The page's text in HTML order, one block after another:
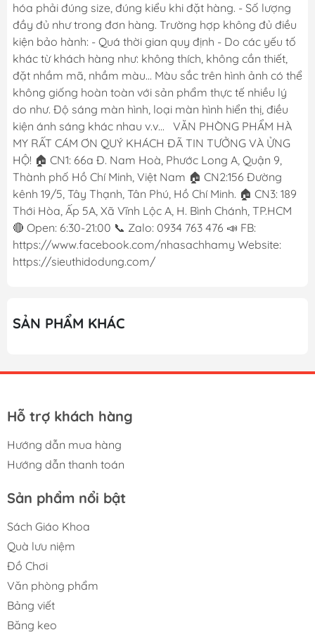
hóa phải đúng size, đúng kiểu khi đặt hàng. - Số lượng
đầy đủ như trong đơn hàng. Trường hợp không đủ điều
kiện bảo hành: - Quá thời gian quy định - Do các yếu tố
khác từ khách hàng như: không thích, không cần thiết,
đặt nhầm mã, nhầm màu... Màu sắc trên hình ảnh có thể
không giống hoàn toàn với sản phẩm thực tế nhiều lý
do như. Độ sáng màn hình, loại màn hình hiển thị, điều
kiện ánh sáng khác nhau v.v... VĂN PHÒNG PHẨM HÀ
MY RẤT CÁM ƠN QUÝ KHÁCH ĐÃ TIN TƯỞNG VÀ ỬNG
HỘ! 🏠 CN1: 66a Đ. Nam Hoà, Phước Long A, Quận 9,
Thành phố Hồ Chí Minh, Việt Nam 🏠 CN2:156 Đường
kênh 19/5, Tây Thạnh, Tân Phú, Hồ Chí Minh. 🏠 CN3: 189
Thới Hòa, Ấp 5A, Xã Vĩnh Lộc A, H. Bình Chánh, TP.HCM
🔴 Open: 6:30-21:00 📞 Zalo: 0934 763 476 📣 FB:
https://www.facebook.com/nhasachhamy Website:
https://sieuthidodung.com/
SẢN PHẨM KHÁC
Hỗ trợ khách hàng
Hướng dẫn mua hàng
Hướng dẫn thanh toán
Sản phẩm nổi bật
Sách Giáo Khoa
Quà lưu niệm
Đồ Chơi
Văn phòng phẩm
Bảng viết
Băng keo